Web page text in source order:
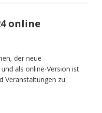
online
der neue
als online-Version ist
Veranstaltungen zu